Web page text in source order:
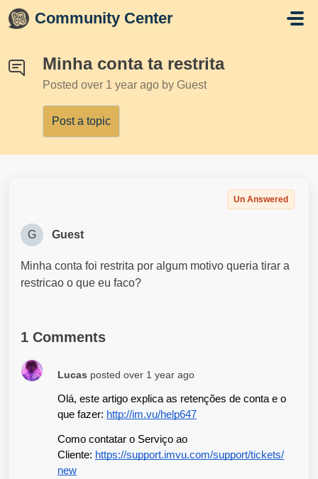
Skip to main content
Community Center
Minha conta ta restrita
Posted over 1 year ago by Guest
Post a topic
Un Answered
G Guest
Minha conta foi restrita por algum motivo queria tirar a
restricao o que eu faco?
1 Comments
Lucas posted over 1 year ago
Olá, este artigo explica as retenções de conta e o
que fazer: http://im.vu/help647
Como contatar o Serviço ao
Cliente: https://support.imvu.com/support/tickets/
new